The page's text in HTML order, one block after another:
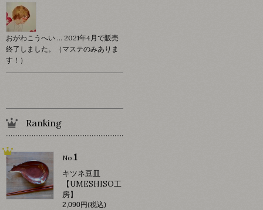
おがわこうへい … 2021年4月で販売
終了しました。（マステのみありま
す！）
Ranking
No.1
キツネ豆皿
【UMESHISO工
房】
2,090円(税込)